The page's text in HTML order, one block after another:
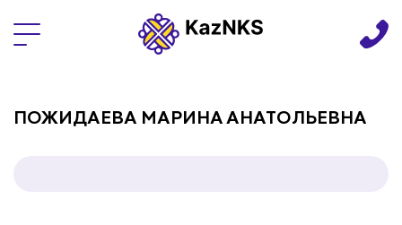
ПОЖИДАЕВА МАРИНА АНАТОЛЬЕВНА